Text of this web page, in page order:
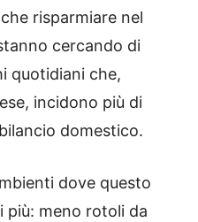
risparmiare nel
cercando di
quotidiani che,
incidono più di
domestico.
dove questo
più: meno rotoli da